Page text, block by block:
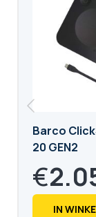
Barco
20 GEN2
€
€ 2.480,
IN